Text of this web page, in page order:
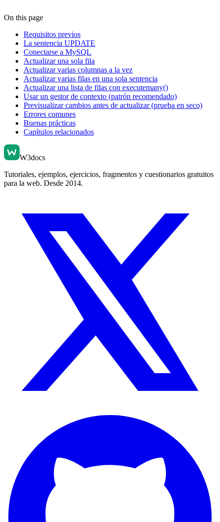
On this page
Requisitos previos
La sentencia UPDATE
Conectarse a MySQL
Actualizar una sola fila
Actualizar varias columnas a la vez
Actualizar varias filas en una sola sentencia
Actualizar una lista de filas con executemany()
Usar un gestor de contexto (patrón recomendado)
Previsualizar cambios antes de actualizar (prueba en seco)
Errores comunes
Buenas prácticas
Capítulos relacionados
W3docs
Tutoriales, ejemplos, ejercicios, fragmentos y cuestionarios gratuitos
para la web. Desde 2014.